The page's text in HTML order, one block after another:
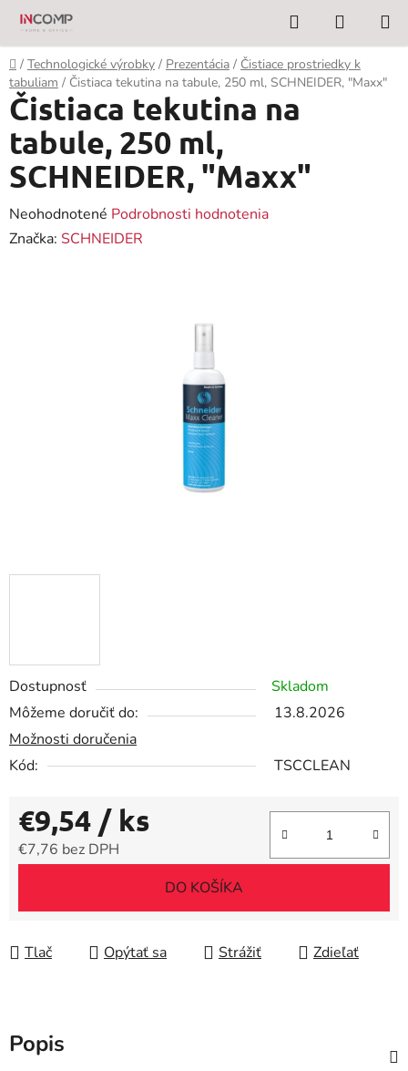
Prejsť
obsah
Hľadať
KOŠÍK
Domov
/ Technologické výrobky / Prezentácia / Čistiace prostriedky k
tabuliam / Čistiaca tekutina na tabule, 250 ml, SCHNEIDER, "Maxx"
Dostupnosť
Skladom
Môžeme doručiť do:
13.8.2026
Možnosti doručenia
Kód:
TSCCLEAN
€9,54 / ks
€7,76 bez DPH
DO KOŠÍKA
Tlač Opýtať sa Strážiť Zdieľať
Čistiaca tekutina na
tabule, 250 ml,
SCHNEIDER, "Maxx"
Priemerné
hodnotenie
Neohodnotené Podrobnosti hodnotenia
Značka: SCHNEIDER
Popis